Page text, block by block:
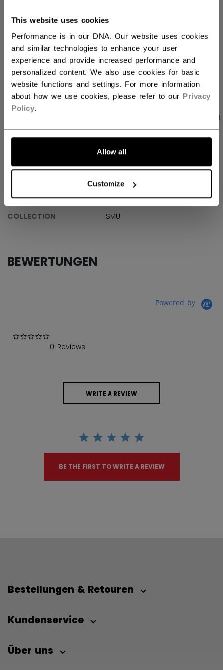
This website uses cookies
Performance is in our DNA. Our website uses cookies
and similar technologies to enhance your user
experience and provide increased performance and
personalized content. We also use cookies for basic
website functions and settings. For more information
about how we use cookies, please refer to our Privacy
Policy.
Allow all
Customize
Versandbestimmungen
Kostenfreie Rücksendungen
LINKS ZUM
BEWERTUNGEN
AGE GROUP
Adult
COLLECTION
SMU
BEWERTUNGEN
Powered by
0 Reviews
WRITE A REVIEW
BE THE FIRST TO WRITE A REVIEW
Bestellungen & Retouren
Kundenservice
Über uns